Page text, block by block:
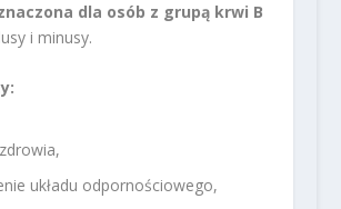
dla osób z grupą krwi B
i minusy.
układu odpornościowego,